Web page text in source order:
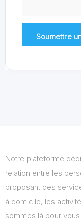
Notre plateforme
relation entre les
proposant des
à domicile, les
sommes là pour